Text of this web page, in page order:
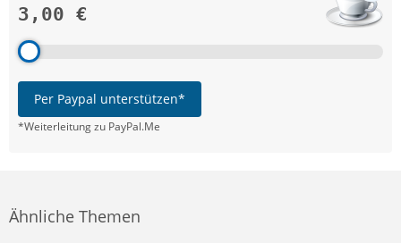
3,00 €
Per Paypal unterstützen*
*Weiterleitung zu PayPal.Me
Ähnliche Themen